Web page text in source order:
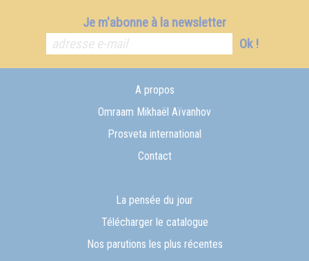
Je m'abonne à la newsletter
Ok !
A propos
Omraam Mikhaël Aïvanhov
Prosveta international
Contact
La pensée du jour
Télécharger le catalogue
Nos parutions les plus récentes